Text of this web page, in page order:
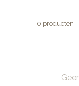
0 producten